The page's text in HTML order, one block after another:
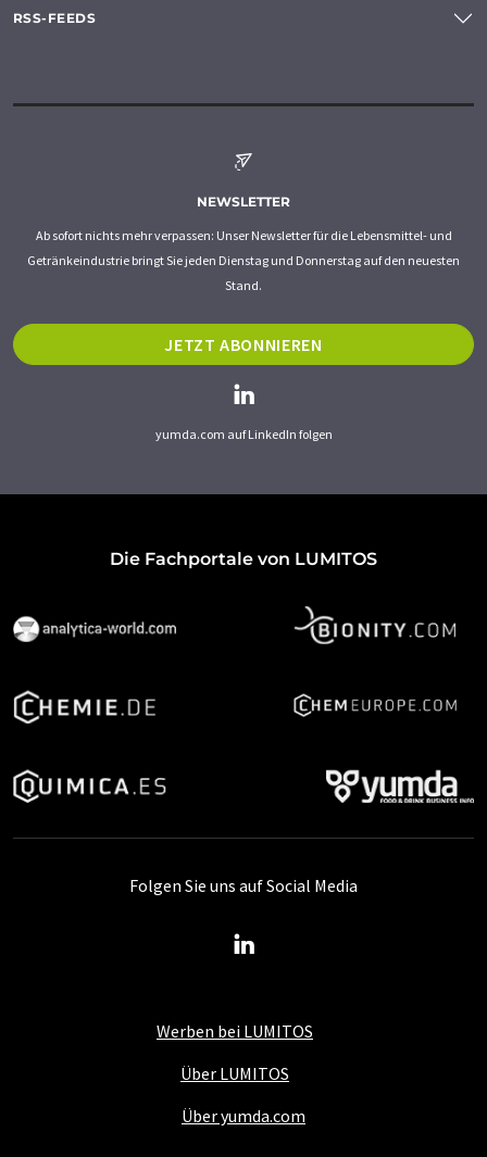
RSS-FEEDS
NEWSLETTER
Ab sofort nichts mehr verpassen: Unser Newsletter für die Lebensmittel- und
Getränkeindustrie bringt Sie jeden Dienstag und Donnerstag auf den neuesten
Stand.
JETZT ABONNIEREN
yumda.com auf LinkedIn folgen
Die Fachportale von LUMITOS
Werben bei LUMITOS
Über LUMITOS
Über yumda.com
Folgen Sie uns auf Social Media